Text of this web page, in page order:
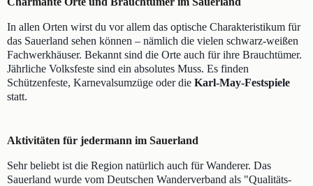
In allen Orten wirst du vor allem das optische Charakteristikum für
das Sauerland sehen können – nämlich die vielen schwarz-weißen
Fachwerkhäuser. Bekannt sind die Orte auch für ihre Brauchtümer.
Jährliche Volksfeste sind ein absolutes Muss. Es finden
Schützenfeste, Karnevalsumzüge oder die Karl-May-Festspiele
statt.
Aktivitäten für jedermann im Sauerland
Sehr beliebt ist die Region natürlich auch für Wanderer. Das
Sauerland wurde vom Deutschen Wanderverband als "Qualitäts-